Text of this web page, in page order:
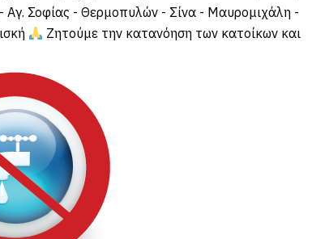
Σοφίας - Θερμοπυλών - Σίνα - Μαυρομιχάλη -
Ζητούμε την κατανόηση των κατοίκων και